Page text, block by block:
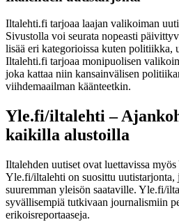
Iltalehti.fi tarjoaa laajan valikoiman
Sivustolla voi seurata nopeasti
lisää eri kategorioissa kuten politiikka,
Iltalehti.fi tarjoaa monipuolisen
joka kattaa niin kansainvälisen
viihdemaailman käänteetkin.
Yle.fi/iltalehti –
kaikilla alustoilla
Iltalehden uutiset ovat luettavissa
Yle.fi/iltalehti on suosittu uutistarjonta,
suuremman yleisön saataville. Yle.fi/
syvällisempiä tutkivaan journalismiin
erikoisreportaaseja.